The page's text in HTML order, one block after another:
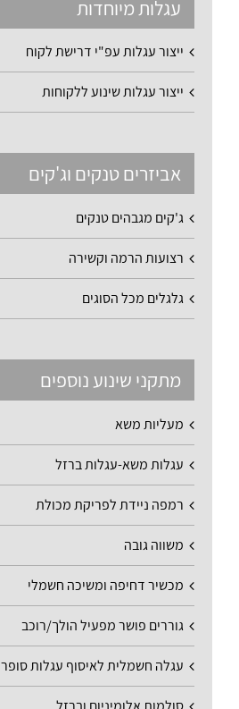
עגלות מיוחדות
ייצור עגלות עפ"י דרישת לקוח
ייצור עגלות שינוע ללקוחות
אביזרים טנקים וג'קים
ג'קים מגבהים טנקים
רצועות הרמה וקשירה
גלגלים מכל הסוגים
מתקני שינוע נוספים
מעליות משא
עגלות משא-עגלות ברזל
רמפה ניידת לפריקת מכולת
משווה גובה
מכשיר דחיפה ומשיכה חשמלי
גוררים פושר מפעיל הולך/רוכב
עגלה חשמלית לאיסוף עגלות סופר